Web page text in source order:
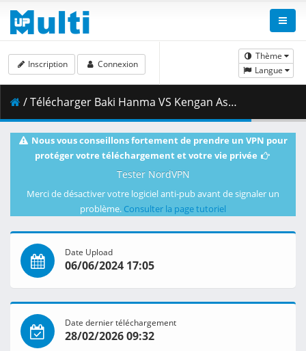
Thème
Langue
Inscription Connexion
/ Télécharger Baki Hanma VS Kengan Ashura - DUAL 1080p WEB H.264 -NanDesuKa (NF).mkv.001 ( 450.18 MB )
Nous vous conseillons fortement de prendre un VPN pour
protéger votre téléchargement et votre vie privée
Tester NordVPN
Merci de désactiver votre logiciel anti-pub avant de signaler un
problème. Consulter la page tutoriel
Date Upload
06/06/2024 17:05
Date dernier téléchargement
28/02/2026 09:32